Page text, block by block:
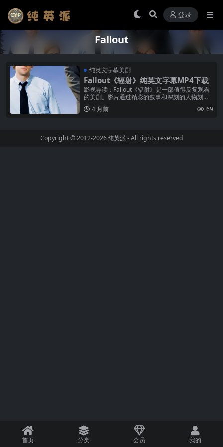
登录
Fallout
纯英文字幕美剧
Fallout《辐射》纯英文字幕MP4下载
影视导读：Fallout《辐射》是一部值得反复观看
的美剧。影片通过精彩的叙事和深刻的人物刻
画，展现了独特的废土世界魅力。无论是主角在
废土中的求生挣扎，还是配角的...
4 月前 69
Copyright © 2012-2026纯英派 - All rights reserved
首页 分类 会员 我的